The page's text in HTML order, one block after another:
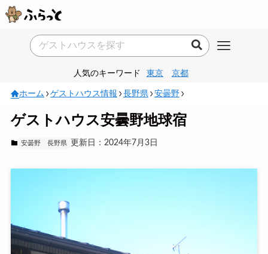
人気のキーワード 東京 京都
ホーム ゲストハウス情報 長野県 安曇野
ゲストハウス安曇野地球宿
安曇野 長野県 更新日：2024年7月3日